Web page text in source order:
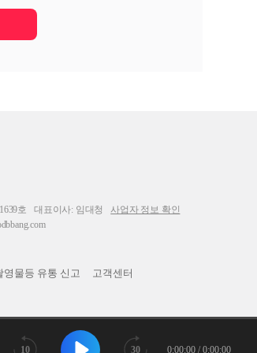
호 대표이사: 임대청
사업자 정보 확인
영물등 유통 신고 고객센터
10 30 0:00:00 / 0:00:00